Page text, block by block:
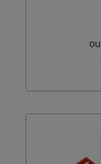
ou